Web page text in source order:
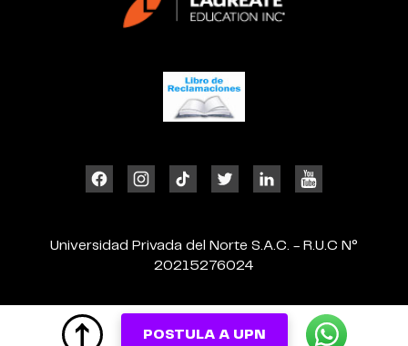
Universidad Privada del Norte S.A.C. - R.U.C N°
20215276024
POSTULA A UPN